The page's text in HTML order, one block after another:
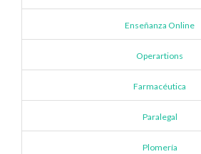
Enseñanza Online
Operartions
Farmacéutica
Paralegal
Plomería